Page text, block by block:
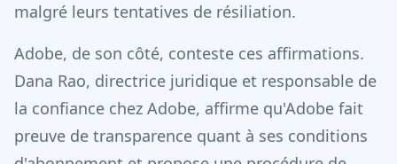
malgré leurs tentatives de résiliation.
Adobe, de son côté, conteste ces affirmations.
Dana Rao, directrice juridique et responsable de
la confiance chez Adobe, affirme qu'Adobe fait
preuve de transparence quant à ses conditions